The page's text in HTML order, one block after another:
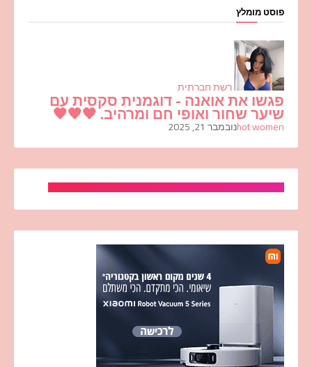
פוסט מומלץ
רשת חברתית
פגשו את אואנה - דוגמנית סקסית עם
שיער שחור ואופי חם ומרהיב. 🖤🖤🖤
hot womenנובמבר 21, 2025